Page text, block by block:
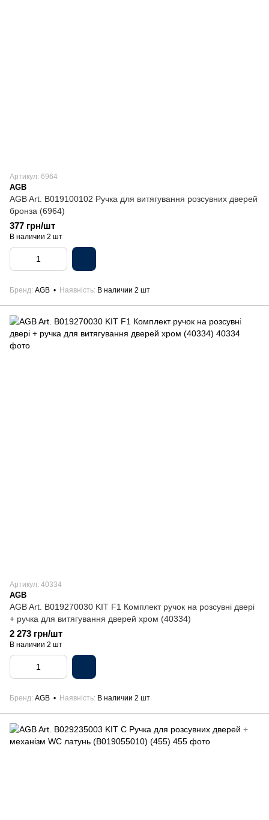
Артикул: 6964
AGB
AGB Art. B019100102 Ручка для витягування розсувних дверей
бронза (6964)
377 грн/шт
В наличии 2 шт
Бренд AGB Наявність В наличии 2 шт
Артикул: 40334
AGB
AGB Art. B019270030 KIT F1 Комплект ручок на розсувні двері
+ ручка для витягування дверей хром (40334)
2 273 грн/шт
В наличии 2 шт
Бренд AGB Наявність В наличии 2 шт